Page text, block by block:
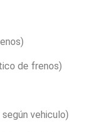
de frenos)
vehiculo)